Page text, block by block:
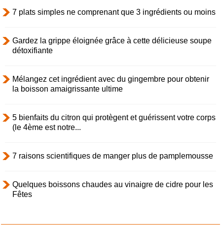
7 plats simples ne comprenant que 3 ingrédients ou moins
Gardez la grippe éloignée grâce à cette délicieuse soupe
détoxifiante
Mélangez cet ingrédient avec du gingembre pour obtenir
la boisson amaigrissante ultime
5 bienfaits du citron qui protègent et guérissent votre corps
(le 4ème est notre...
7 raisons scientifiques de manger plus de pamplemousse
Quelques boissons chaudes au vinaigre de cidre pour les
Fêtes